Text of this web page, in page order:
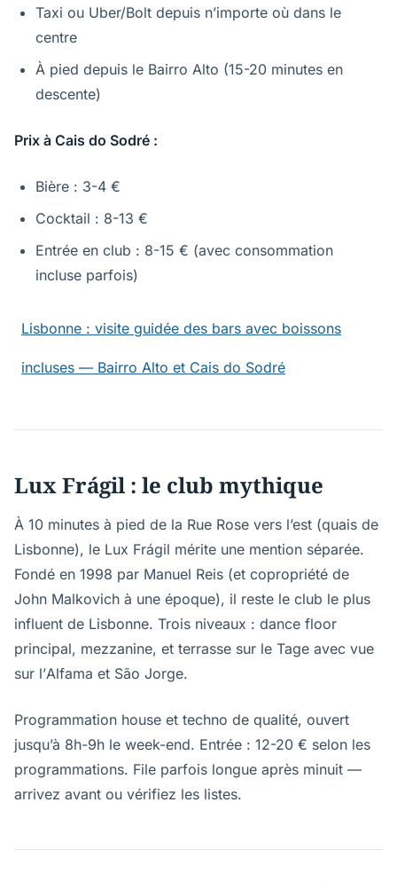
Taxi ou Uber/Bolt depuis n’importe où dans le
centre
À pied depuis le Bairro Alto (15-20 minutes en
descente)
Prix à Cais do Sodré :
Bière : 3-4 €
Cocktail : 8-13 €
Entrée en club : 8-15 € (avec consommation
incluse parfois)
Lisbonne : visite guidée des bars avec boissons
incluses — Bairro Alto et Cais do Sodré
Lux Frágil : le club mythique
À 10 minutes à pied de la Rue Rose vers l’est (quais de
Lisbonne), le Lux Frágil mérite une mention séparée.
Fondé en 1998 par Manuel Reis (et copropriété de
John Malkovich à une époque), il reste le club le plus
influent de Lisbonne. Trois niveaux : dance floor
principal, mezzanine, et terrasse sur le Tage avec vue
sur l’Alfama et São Jorge.
Programmation house et techno de qualité, ouvert
jusqu’à 8h-9h le week-end. Entrée : 12-20 € selon les
programmations. File parfois longue après minuit —
arrivez avant ou vérifiez les listes.